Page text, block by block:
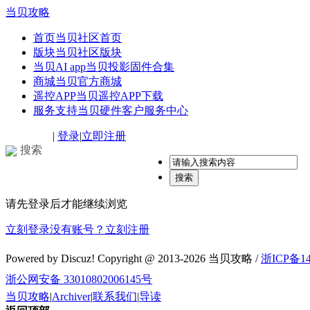
当贝攻略
首页当贝社区首页
版块当贝社区版块
当贝AI app当贝投影固件合集
商城当贝官方商城
遥控APP当贝遥控APP下载
服务支持当贝硬件客户服务中心
搜索
| 登录|立即注册
搜索
请先登录后才能继续浏览
立刻登录没有账号？立刻注册
Powered by Discuz! Copyright @ 2013-2026 当贝攻略 /浙ICP备
浙公网安备 33010802006145号
当贝攻略|Archiver|联系我们|导读